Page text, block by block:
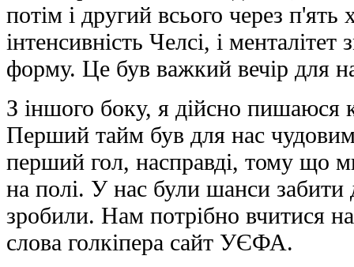
потім і другий всього через
інтенсивність Челсі, і
форму. Це був важкий вечір для
З іншого боку, я дійсно пишаюся
Перший тайм був для нас
перший гол, насправді, тому що
на полі. У нас були шанси забити
зробили. Нам потрібно вчитися
слова голкіпера сайт УЄФА.